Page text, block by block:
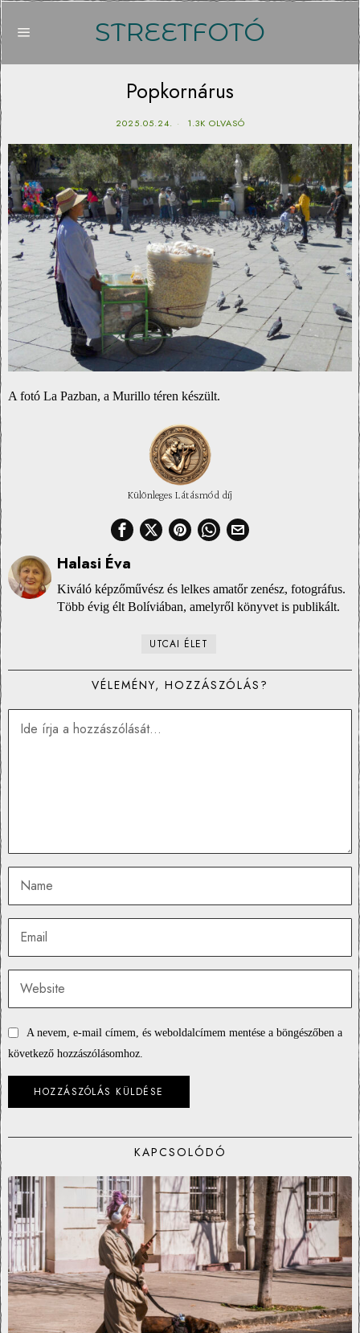
STREETFOTÓ
Popkornárus
2025.05.24. 1.3K OLVASÓ
A fotó La Pazban, a Murillo téren készült.
Különleges Látásmód díj
Halasi Éva
Kiváló képzőművész és lelkes amatőr zenész, fotográfus.
Több évig élt Bolíviában, amelyről könyvet is publikált.
UTCAI ÉLET
VÉLEMÉNY, HOZZÁSZÓLÁS?
A nevem, e-mail címem, és weboldalcímem mentése a böngészőben a
következő hozzászólásomhoz.
KAPCSOLÓDÓ